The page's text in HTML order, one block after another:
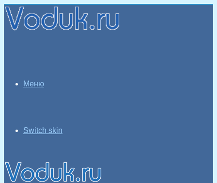
Меню
Switch skin